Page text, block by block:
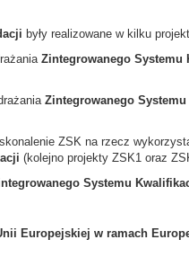
były realizowane w kilku
Zintegrowanego Systemu
Zintegrowanego
ZSK na rzecz
(kolejno projekty ZSK1 oraz
Systemu
Europejskiej w ramach